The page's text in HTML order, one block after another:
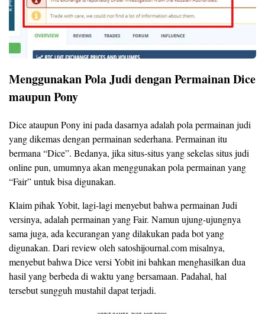
Menggunakan Pola Judi dengan Permainan Dice
maupun Pony
Dice ataupun Pony ini pada dasarnya adalah pola permainan judi
yang dikemas dengan permainan sederhana. Permainan itu
bermana “Dice”. Bedanya, jika situs-situs yang sekelas situs judi
online pun, umumnya akan menggunakan pola permainan yang
“Fair” untuk bisa digunakan.
Klaim pihak Yobit, lagi-lagi menyebut bahwa permainan Judi
versinya, adalah permainan yang Fair. Namun ujung-ujungnya
sama juga, ada kecurangan yang dilakukan pada bot yang
digunakan. Dari review oleh satoshijournal.com misalnya,
menyebut bahwa Dice versi Yobit ini bahkan menghasilkan dua
hasil yang berbeda di waktu yang bersamaan. Padahal, hal
tersebut sungguh mustahil dapat terjadi.